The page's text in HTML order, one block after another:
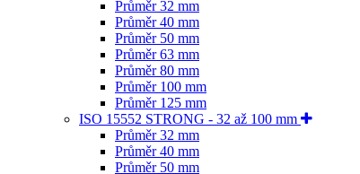
Průměr 32 mm
Průměr 40 mm
Průměr 50 mm
Průměr 63 mm
Průměr 80 mm
Průměr 100 mm
Průměr 125 mm
ISO 15552 STRONG - 32 až 100 mm
Průměr 32 mm
Průměr 40 mm
Průměr 50 mm